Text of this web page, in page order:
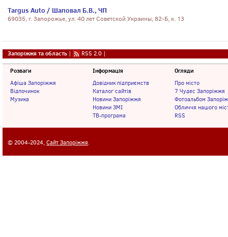
Targus Auto / Шаповал Б.В., ЧП
69035, г. Запорожье, ул. 40 лет Советской Украины, 82-Б, к. 13
Запоріжжя та область | RSS 2.0 |
Розваги
Афіша Запоріжжя
Відпочинок
Музика
Інформація
Довідник підприємств
Каталог сайтів
Новини Запоріжжя
Новини ЗМІ
ТВ-програма
Огляди
Про місто
7 Чудес Запоріжжя
Фотоальбом
Обличчя нашого
RSS
© 2004-2024, Сайт Запоріжжя.